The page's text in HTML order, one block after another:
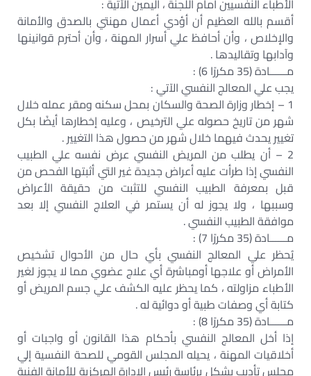
الأطباء النفسيين أمام اللجنة ، اليمين الآتية :
أقسم بالله العظيم أن أؤدي أعمال مهنتي بالصدق والأمانة
والإخلاص ، وأن أحافظ علي أسرار المهنة ، وأن أحترم قوانينها
وآدابها وتقاليدها .
مــــــادة (35 مكررًا 6) :
يجب علي المعالج النفسي الآتي :
1 – إخطار وزارة الصحة والسكان بمحل سكنه ومقر عمله خلال
شهر من تاريخ حصوله علي الترخيص ، وعليه إخطارها أيضًا بكل
تغيير يحدث فيهما خلال شهر من حصول هذا التغيير .
2 – أن يطلب من المريض النفسي عرض نفسه علي الطبيب
النفسي إذا طرأت عليه أعراض جديدة غير التي أثبتها الفحص من
قبل بمعرفة الطبيب النفسي للتثبت من حقيقة الأعراض
وسببها ، ولا يجوز له أن يستمر في العلاج النفسي إلا بعد
موافقة الطبيب النفسي .
مــــــادة (35 مكررًا 7) :
يُحظر علي المعالج النفسي بأي حال من الأحوال تشخيص
الأمراض أو علاجها أومباشرة أي علاج عضوي مما لا يجوز لغير
الأطباء مزاولته ، كما يحظر عليه الكشف علي جسم المريض أو
كتابة أي وصفات طبية أو دوائية له .
مــــــادة (35 مكررًا 8) :
إذا أخل المعالج النفسي بأحكام هذا القانون أو واجبات أو
أخلاقيات المهنة ، يحيله المجلس القومي للصحة النفسية إلي
مجلس تأديب يشكل برئاسة رئيس الإدارة المركزية للأمانة الفنية